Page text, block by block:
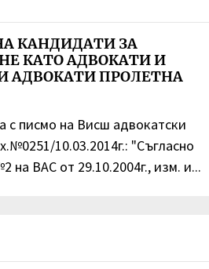
КАНДИДАТИ ЗА
КАТО АДВОКАТИ И
АДВОКАТИ ПРОЛЕТНА
с писмо на Висш адвокатски
10.03.2014г.: "Съгласно
на ВАС от 29.10.2004г., изм. и...